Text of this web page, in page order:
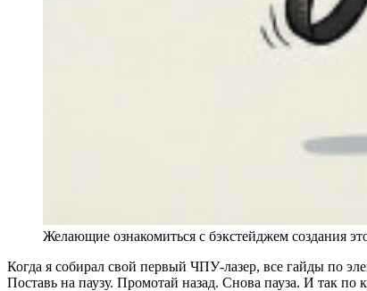
Желающие ознакомиться с бэкстейджем создания
Когда я собирал свой первый ЧПУ-лазер, все гайды по
Поставь на паузу. Промотай назад. Снова пауза. И так по